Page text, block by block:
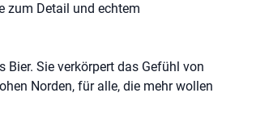
zum Detail und echtem
Sie verkörpert das Gefühl von
Norden, für alle, die mehr wollen